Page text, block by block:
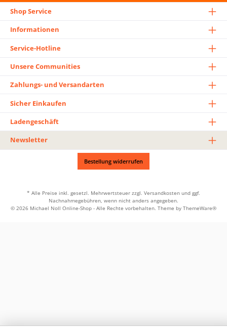
Shop Service
Informationen
Service-Hotline
Unsere Communities
Zahlungs- und Versandarten
Sicher Einkaufen
Ladengeschäft
Newsletter
Bestellung widerrufen
* Alle Preise inkl. gesetzl. Mehrwertsteuer zzgl. Versandkosten und ggf.
Nachnahmegebühren, wenn nicht anders angegeben.
© 2026 Michael Noll Online-Shop - Alle Rechte vorbehalten. Theme by ThemeWare®